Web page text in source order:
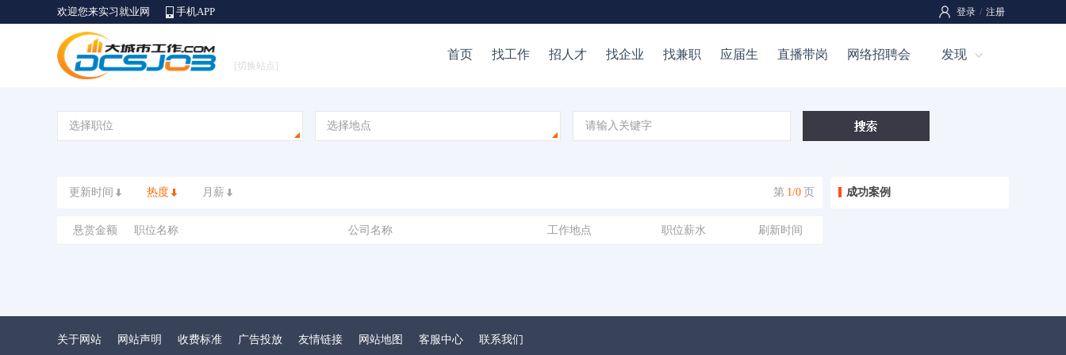
欢迎您来实习就业网 手机APP 登录 / 注册
[切换站点]
首页 找工作 招人才 找企业 找兼职 应届生 直播带岗 网络招聘会 发现
选择职位 选择地点
更新时间 热度 月薪 第 1/0 页
悬赏金额 职位名称 公司名称 工作地点 职位薪水 刷新时间
成功案例
关于网站 网站声明 收费标准 广告投放 友情链接 网站地图 客服中心 联系我们